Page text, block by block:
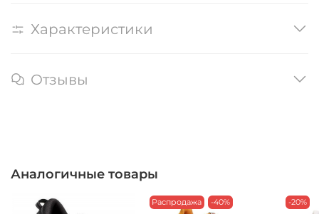
Характеристики
Отзывы
Аналогичные товары
Распродажа -40% -20%